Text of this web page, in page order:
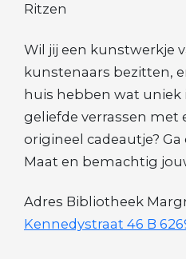
Ritzen
Wil jij een kunstwerkje
kunstenaars bezitten,
huis hebben wat uniek
geliefde verrassen met
origineel cadeautje?
Maat en bemachtig
Adres Bibliotheek
Kennedystraat 46 B